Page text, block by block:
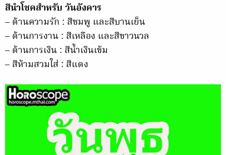
สีนำโชคสำหรับ วันอังคาร
– ด้านความรัก : สีชมพู และสีบานเย็น
– ด้านการงาน : สีเหลือง และสีขาวนวล
– ด้านการเงิน : สีน้ำเงินเข้ม
– สีห้ามสวมใส่ : สีแดง